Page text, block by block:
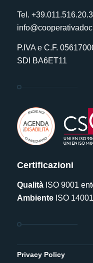
Tel.
P.IVA e C.F.
SDI BA6ET11
Certificazioni
QualitàISO 9001
AmbienteISO
Privacy Policy